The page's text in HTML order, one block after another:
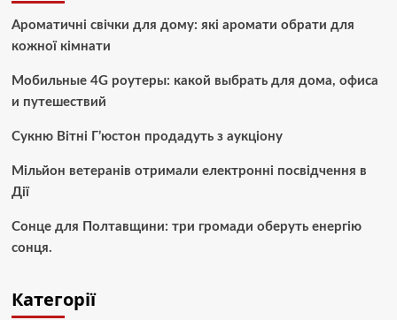
Ароматичні свічки для дому: які аромати обрати для
кожної кімнати
Мобильные 4G роутеры: какой выбрать для дома, офиса
и путешествий
Сукню Вітні Г’юстон продадуть з аукціону
Мільйон ветеранів отримали електронні посвідчення в
Дії
Сонце для Полтавщини: три громади оберуть енергію
сонця.
Категорії